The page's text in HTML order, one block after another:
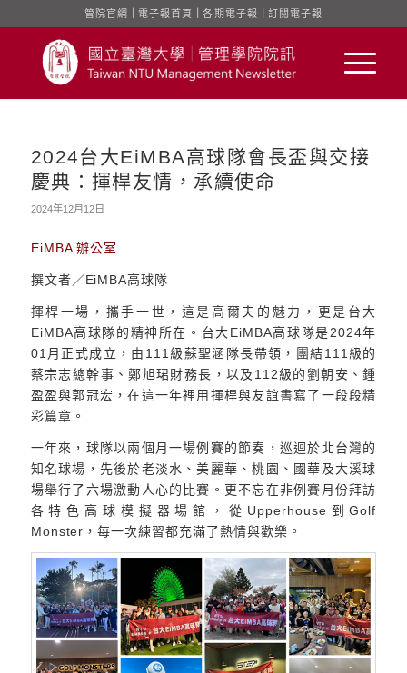
管院官網 電子報首頁 ｜各期電子報 訂閱電子報
2024台大EiMBA高球隊會長盃與交接
慶典：揮桿友情，承續使命
2024年12月12日
EiMBA 辦公室
撰文者／EiMBA高球隊
揮桿一場，攜手一世，這是高爾夫的魅力，更是台大
EiMBA高球隊的精神所在。台大EiMBA高球隊是2024年
01月正式成立，由111級蘇聖涵隊長帶領，團結111級的
蔡宗志總幹事、鄭旭珺財務長，以及112級的劉朝安、鍾
盈盈與郭冠宏，在這一年裡用揮桿與友誼書寫了一段段精
彩篇章。
一年來，球隊以兩個月一場例賽的節奏，巡迴於北台灣的
知名球場，先後於老淡水、美麗華、桃園、國華及大溪球
場舉行了六場激動人心的比賽。更不忘在非例賽月份拜訪
各特色高球模擬器場館，從Upperhouse到Golf
Monster，每一次練習都充滿了熱情與歡樂。